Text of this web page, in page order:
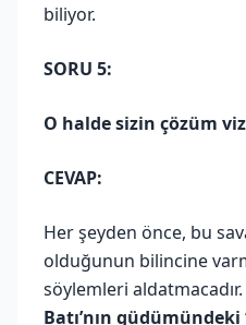
biliyor.
SORU 5:
O halde sizin çözüm
CEVAP:
Her şeyden önce, bu
olduğunun bilincine
söylemleri aldatmacadır.
Batı’nın